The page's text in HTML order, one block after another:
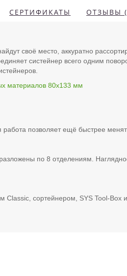
СЕРТИФИКАТЫ ОТЗЫВЫ
своё место, аккуратно
систейнер всего одним
материалов 80x133 мм
позволяет ещё быстрее
по 8 отделениям.
Classic, сортейнером, SYS Tool-